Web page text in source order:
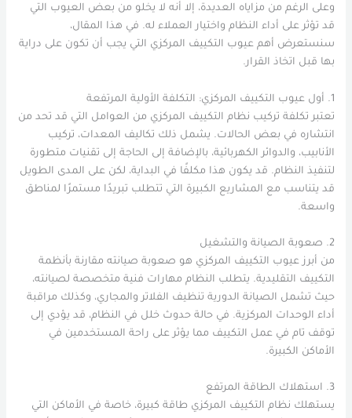
وعلى الرغم من مزاياه العديدة، إلا أنه لا يخلو من بعض العيوب التي
قد تؤثر على أداء النظام واختيار العملاء له. في هذا المقال،
سنستعرض أهم عيوب التكييف المركزي التي يجب أن تكون على دراية
بها قبل اتخاذ القرار.
1. أول عيوب التكييف المركزي: التكلفة الأولية المرتفعة
تعتبر تكلفة تركيب نظام التكييف المركزي من العوامل التي قد تحد من
انتشاره في بعض الحالات. يشمل ذلك تكاليف المعدات، تركيب
الأنابيب، والدوائر الكهربائية، بالإضافة إلى الحاجة إلى تقنيات متطورة
لتنفيذ النظام. قد يكون هذا مكلفًا في البداية، لكن على المدى الطويل
قد يتناسب مع المشاريع الكبيرة التي تتطلب تبريدًا مستمرًا لمناطق
واسعة.
2. صعوبة الصيانة والتشغيل
من أبرز عيوب التكييف المركزي هو صعوبة صيانته مقارنة بأنظمة
التكييف التقليدية. يتطلب النظام مهارات فنية متخصصة لصيانته،
حيث تشمل الصيانة الدورية تنظيف الفلاتر والمجاري، وكذلك مراقبة
أداء الوحدات المركزية. في حالة حدوث خلل في النظام، قد يؤدي إلى
توقف تام في عمل التكييف مما يؤثر على راحة المستخدمين في
الأماكن الكبيرة.
3.
استهلاك الطاقة المرتفع
يستهلك نظام التكييف المركزي طاقة كبيرة، خاصة في الأماكن التي